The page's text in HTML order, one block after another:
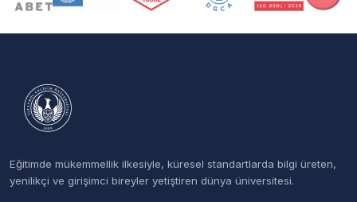
Eğitimde mükemmellik ilkesiyle, küresel standartlarda bilgi üreten,
yenilikçi ve girişimci bireyler yetiştiren dünya üniversitesi.